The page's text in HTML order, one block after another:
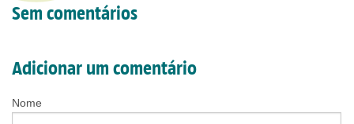
Sem comentários
Adicionar um comentário
Nome